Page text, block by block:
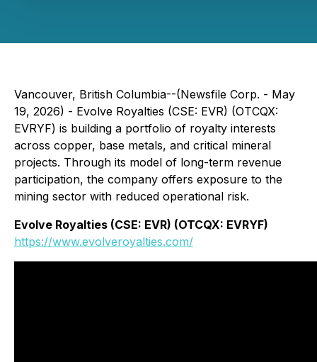
Vancouver, British Columbia--(Newsfile Corp. - May
19, 2026) - Evolve Royalties (CSE: EVR) (OTCQX:
EVRYF) is building a portfolio of royalty interests
across copper, base metals, and critical mineral
projects. Through its model of long-term revenue
participation, the company offers exposure to the
mining sector with reduced operational risk.
Evolve Royalties (CSE: EVR) (OTCQX: EVRYF)
https://www.evolveroyalties.com/